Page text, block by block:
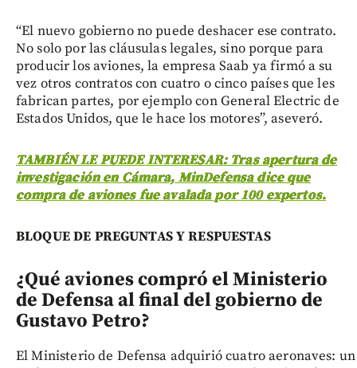
“El nuevo gobierno no puede deshacer ese contrato.
No solo por las cláusulas legales, sino porque para
producir los aviones, la empresa Saab ya firmó a su
vez otros contratos con cuatro o cinco países que les
fabrican partes, por ejemplo con General Electric de
Estados Unidos, que le hace los motores”, aseveró.
TAMBIÉN LE PUEDE INTERESAR: Tras apertura de
investigación en Cámara, MinDefensa dice que
compra de aviones fue avalada por 100 expertos.
BLOQUE DE PREGUNTAS Y RESPUESTAS
¿Qué aviones compró el Ministerio
de Defensa al final del gobierno de
Gustavo Petro?
El Ministerio de Defensa adquirió cuatro aeronaves: un